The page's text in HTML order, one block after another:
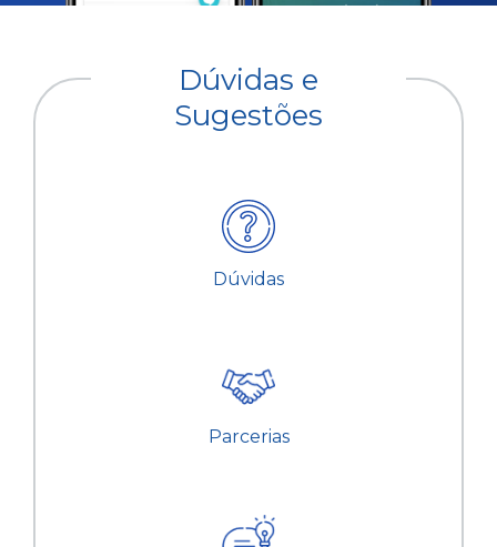
Dúvidas e
Sugestões
Dúvidas
Parcerias